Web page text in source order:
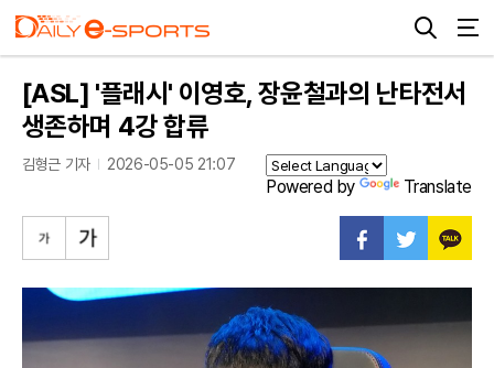
[ASL] '플래시' 이영호, 장윤철과의 난타전서
생존하며 4강 합류
김형근 기자 2026-05-05 21:07
Powered by Translate